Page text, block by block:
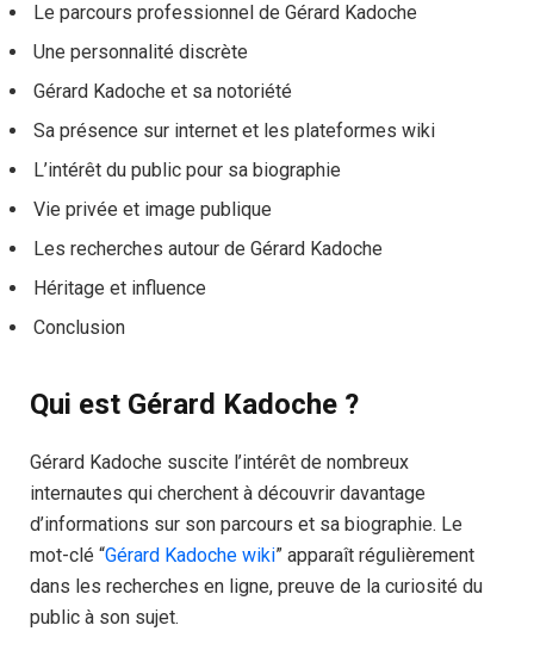
Le parcours professionnel de Gérard Kadoche
Une personnalité discrète
Gérard Kadoche et sa notoriété
Sa présence sur internet et les plateformes wiki
L’intérêt du public pour sa biographie
Vie privée et image publique
Les recherches autour de Gérard Kadoche
Héritage et influence
Conclusion
Qui est Gérard Kadoche ?
Gérard Kadoche suscite l’intérêt de nombreux
internautes qui cherchent à découvrir davantage
d’informations sur son parcours et sa biographie. Le
mot-clé “Gérard Kadoche wiki” apparaît régulièrement
dans les recherches en ligne, preuve de la curiosité du
public à son sujet.